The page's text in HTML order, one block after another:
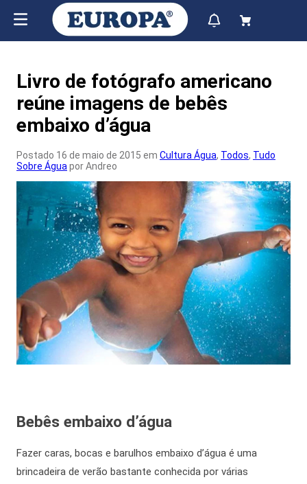
Livro de fotógrafo americano
reúne imagens de bebês
embaixo d’água
Postado 16 de maio de 2015 em Cultura Água, Todos, Tudo
Sobre Água por Andreo
Bebês embaixo d’água
Fazer caras, bocas e barulhos embaixo d’água é uma
brincadeira de verão bastante conhecida por várias